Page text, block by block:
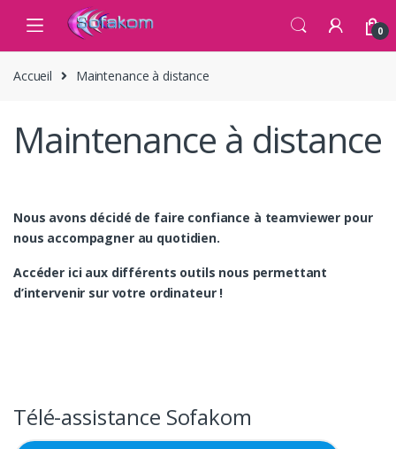
Skip to navigation
Skip to content
0
Accueil Maintenance à distance
Maintenance à distance
Nous avons décidé de faire confiance à teamviewer pour
nous accompagner au quotidien.
Accéder ici aux différents outils nous permettant
d’intervenir sur votre ordinateur !
Télé-assistance Sofakom